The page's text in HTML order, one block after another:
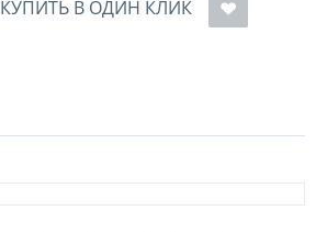
КУПИТЬ В ОДИН КЛИК